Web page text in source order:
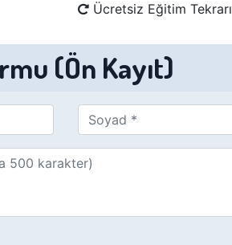
​ Ücretsiz Eğitim Tekrarı
(Ön Kayıt)